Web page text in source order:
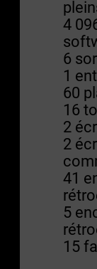
4
6
1
60
16
2
2
41
5
15